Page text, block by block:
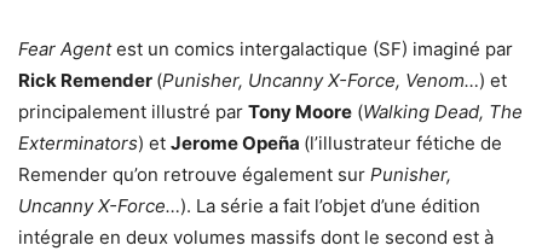
Fear Agentest un comics intergalactique (SF) imaginé par
Rick Remender (Punisher, Uncanny X-Force, Venom…) et
principalement illustré par Tony Moore (Walking Dead, The
Exterminators) et Jerome Opeña (l’illustrateur fétiche de
Remender qu’on retrouve également sur Punisher,
Uncanny X-Force…). La série a fait l’objet d’une édition
intégrale en deux volumes massifs dont le second est à